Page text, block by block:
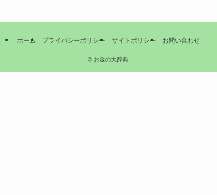
ホーム プライバシーポリシー サイトポリシー お問い合わせ
©お金の大辞典.